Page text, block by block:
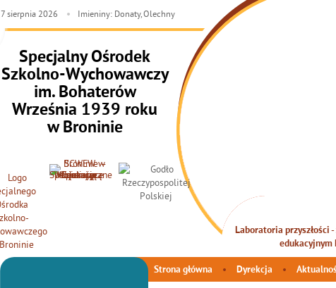
Specjalny Ośrodek
Szkolno-Wychowawczy
im. Bohaterów
Września 1939 roku
w Broninie
7 sierpnia 2026 Imieniny: Donaty, Olechny
INTEGRACJA
Strona główna Dyrekcja